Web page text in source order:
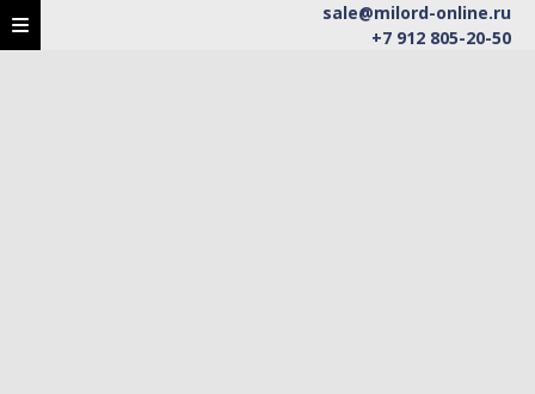
sale@milord-online.ru
+7 912 805-20-50